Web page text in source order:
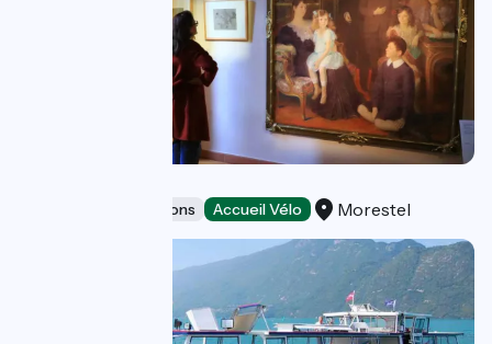
Museums & attractions Accueil Vélo Morestel